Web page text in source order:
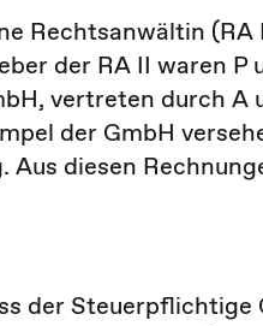
Rechtsanwältin
der RA II waren P
vertreten durch A
der GmbH
diesen
der Steuerpflichtige